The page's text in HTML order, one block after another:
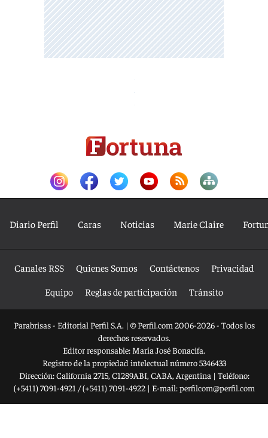
Diario Perfil Caras Noticias Marie Claire
Canales RSS Quienes Somos Contáctenos
Privacidad
Equipo
Reglas de participación Tránsito
Parabrisas - Editorial Perfil S.A. | © Perfil.com 2006-2026 - Todos los
derechos reservados.
Editor responsable: María José Bonacifa.
Registro de la propiedad intelectual número 5346433
Dirección:California 2715, C1289ABI, CABA, Argentina | Teléfono:
(+5411) 7091-4921 /(+5411) 7091-4922| E-mail:perfilcom@perfil.com